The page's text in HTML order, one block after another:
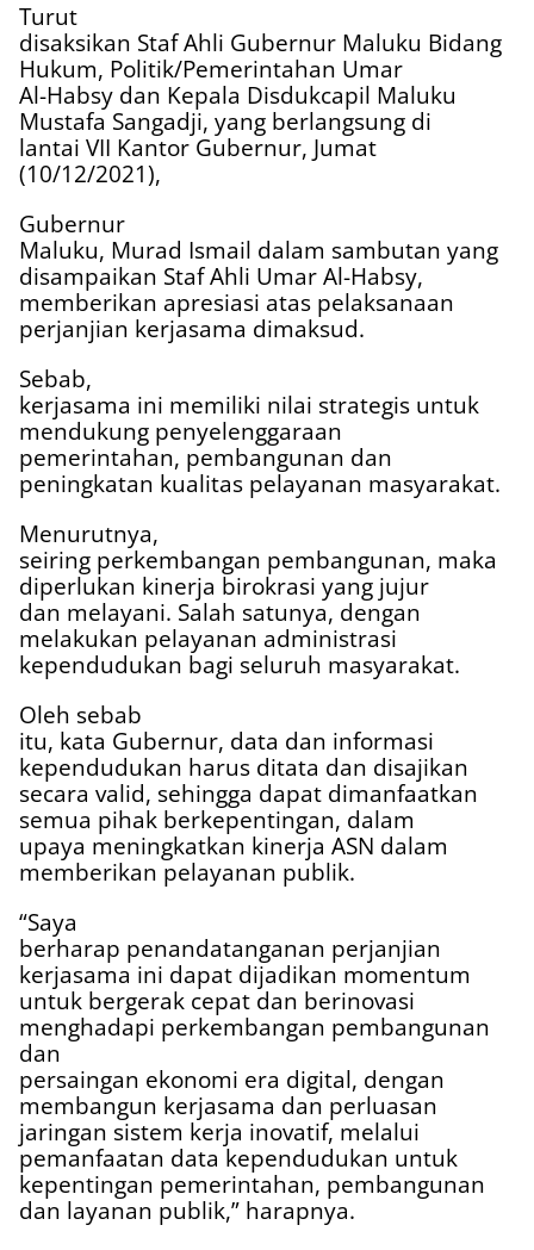
Turut
disaksikan Staf Ahli Gubernur Maluku Bidang
Hukum, Politik/Pemerintahan Umar
Al-Habsy dan Kepala Disdukcapil Maluku
Mustafa Sangadji, yang berlangsung di
lantai VII Kantor Gubernur, Jumat
(10/12/2021),
Gubernur
Maluku, Murad Ismail dalam sambutan yang
disampaikan Staf Ahli Umar Al-Habsy,
memberikan apresiasi atas pelaksanaan
perjanjian kerjasama dimaksud.
Sebab,
kerjasama ini memiliki nilai strategis untuk
mendukung penyelenggaraan
pemerintahan, pembangunan dan
peningkatan kualitas pelayanan masyarakat.
Menurutnya,
seiring perkembangan pembangunan, maka
diperlukan kinerja birokrasi yang jujur
dan melayani. Salah satunya, dengan
melakukan pelayanan administrasi
kependudukan bagi seluruh masyarakat.
Oleh sebab
itu, kata Gubernur, data dan informasi
kependudukan harus ditata dan disajikan
secara valid, sehingga dapat dimanfaatkan
semua pihak berkepentingan, dalam
upaya meningkatkan kinerja ASN dalam
memberikan pelayanan publik.
“Saya
berharap penandatanganan perjanjian
kerjasama ini dapat dijadikan momentum
untuk bergerak cepat dan berinovasi
menghadapi perkembangan pembangunan
dan
persaingan ekonomi era digital, dengan
membangun kerjasama dan perluasan
jaringan sistem kerja inovatif, melalui
pemanfaatan data kependudukan untuk
kepentingan pemerintahan, pembangunan
dan layanan publik,” harapnya.